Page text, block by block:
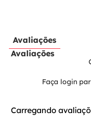
Avaliações
Avaliações
Faça login
Carregando